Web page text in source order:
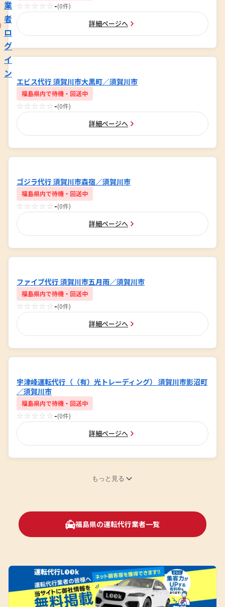
業
者
ロ
グ
イ
ン
☆☆☆☆☆ -(0件)
詳細ページへ
エビス代行 須賀川市大黒町／須賀川市
福島県内で待機・回送中
☆☆☆☆☆ -(0件)
詳細ページへ
ゴジラ代行 須賀川市森宿／須賀川市
福島県内で待機・回送中
☆☆☆☆☆ -(0件)
詳細ページへ
ファイブ代行 須賀川市五月雨／須賀川市
福島県内で待機・回送中
☆☆☆☆☆ -(0件)
詳細ページへ
宇津峰運転代行（（有）光トレーディング） 須賀川市影沼町
／須賀川市
福島県内で待機・回送中
☆☆☆☆☆ -(0件)
詳細ページへ
もっと見る
福島県の運転代行業者一覧